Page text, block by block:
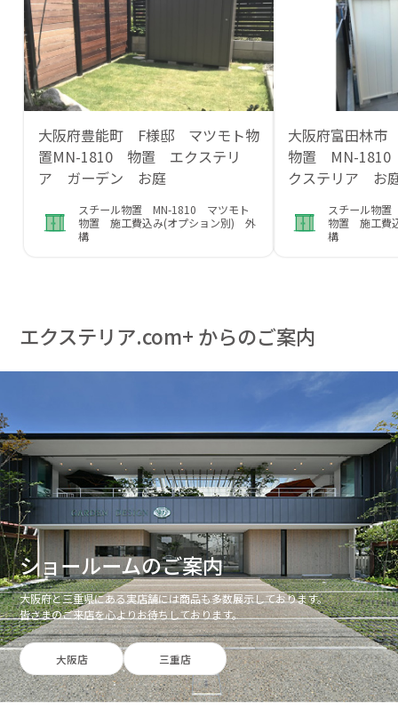
大阪府豊能町 F様邸 マツモト物
置MN-1810 物置 エクステリ
ア ガーデン お庭
スチール物置 MN-1810 マツモト
物置 施工費込み(オプション別) 外
構
大阪府富田林
物置 MN-
クステリア お
スチール物
物置 施工費
構
エクステリア.com+ からのご案内
ショールームのご案内
大阪府と三重県にある実店舗には商品も多数展示しております。
皆さまのご来店を心よりお待ちしております。
大阪店 三重店